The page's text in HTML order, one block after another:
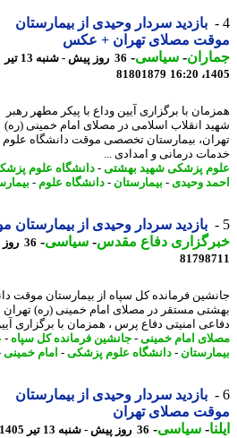
بازدید سردار وحیدی از بیمارستان
مصلای تهران + عکس
- سیاسی-
36 روز پیش - شنبه 13 تیر
81801879
با برگزاری آیین وداع با پیکر مطهر رهبر
انقلاب اسلامی در مصلای امام خمینی (ره)
بیمارستان تخصصی موقت دانشگاه علوم
درمانی و امدادی ...
پزشکی شهید بهشتی-دانشگاه علوم پزشکی-
وحیدی-بیمارستان-دانشگاه علوم-
بازدید سردار وحیدی از بیمارستان
دفاع مقدس-سیاسی-36 روز پیش - شنبه 13 تیر 1405، 09:05
فرمانده کل سپاه از بیمارستان موقت
مستقر در مصلای امام خمینی (ره) تهران
امنیتی دفاع پرس ، همزمان با برگزاری آیین ...
امام خمینی-جانشین فرمانده کل سپاه-
-دانشگاه علوم پزشکی-امام خمینی-
بازدید سردار وحیدی از بیمارستان
مصلای تهران
-سیاسی-
36 روز پیش - شنبه 13 تیر 1405،